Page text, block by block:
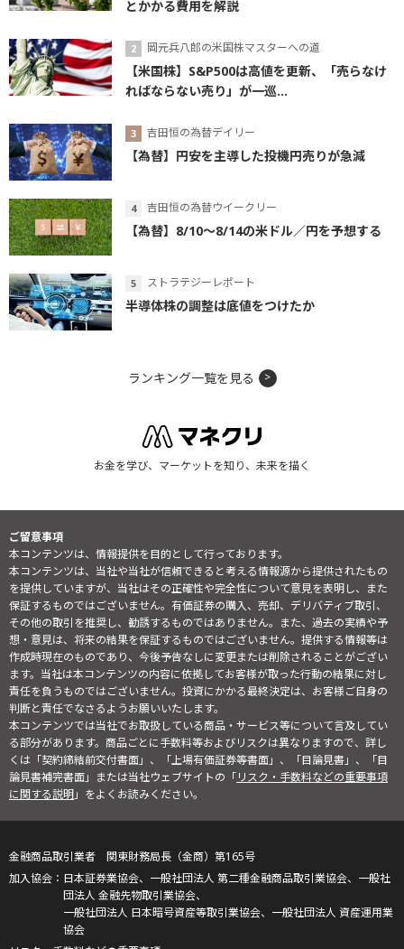
とかかる費用を解説
岡元兵八郎の米国株マスターへの道
【米国株】S&P500は高値を更新、「売らなけ
ればならない売り」が一巡...
吉田恒の為替デイリー
【為替】円安を主導した投機円売りが急減
吉田恒の為替ウイークリー
【為替】8/10～8/14の米ドル／円を予想する
ストラテジーレポート
半導体株の調整は底値をつけたか
ランキング一覧を見る
お金を学び、マーケットを知り、未来を描く
ご留意事項
本コンテンツは、情報提供を目的として行っております。
本コンテンツは、当社や当社が信頼できると考える情報源から提供されたもの
を提供していますが、当社はその正確性や完全性について意見を表明し、また
保証するものではございません。有価証券の購入、売却、デリバティブ取引、
その他の取引を推奨し、勧誘するものではありません。また、過去の実績や予
想・意見は、将来の結果を保証するものではございません。提供する情報等は
作成時現在のものであり、今後予告なしに変更または削除されることがござい
ます。当社は本コンテンツの内容に依拠してお客様が取った行動の結果に対し
責任を負うものではございません。投資にかかる最終決定は、お客様ご自身の
判断と責任でなさるようお願いいたします。
本コンテンツでは当社でお取扱している商品・サービス等について言及してい
る部分があります。商品ごとに手数料等およびリスクは異なりますので、詳し
くは「契約締結前交付書面」、「上場有価証券等書面」、「目論見書」、「目
論見書補完書面」または当社ウェブサイトの「リスク・手数料などの重要事項
に関する説明」をよくお読みください。
金融商品取引業者 関東財務局長（金商）第165号
日本証券業協会、一般社団法人 第二種金融商品取引業協会、一般社
団法人 金融先物取引業協会、
一般社団法人 日本暗号資産等取引業協会、一般社団法人 資産運用業
協会